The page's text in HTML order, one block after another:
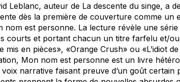
Leblanc, auteur de La descente du singe, a
dès la première de couverture comme un
nom est personne. La lecture révèle une
courts et portant chacun un titre farfelu et/
mis en pièces», «Orange Crush» ou «L’idiot
Mon nom est personne est un livre
voix narrative faisant preuve d’un goût